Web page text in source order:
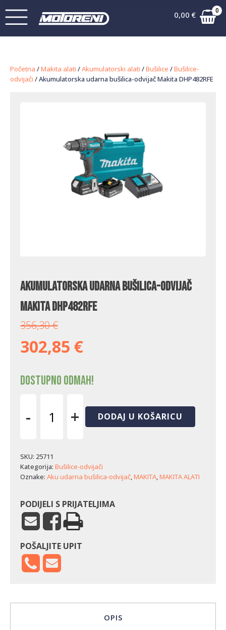
0,00 € 0
Početna /Makita alati /Akumulatorski alati /Bušilice /Bušilice-
odvijači / Akumulatorska udarna bušilica-odvijač Makita DHP482RFE
Akumulatorska udarna bušilica-odvijač
Makita DHP482RFE
356,30€
302,85 €
Dostupno odmah!
-
odvijač
Makita
DHP482RFE
+ DODAJ U KOŠARICU
SKU: 25711
Kategorija: Bušilice-odvijači
Oznake: Aku udarna bušilica-odvijač,MAKITA,MAKITA ALATI
PODIJELI S PRIJATELJIMA
POŠALJITE UPIT
OPIS